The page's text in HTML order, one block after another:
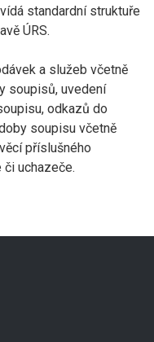
standardní struktuře
ÚRS.
a služeb včetně
soupisů, uvedení
odkazů do
soupisu včetně
příslušného
uchazeče.